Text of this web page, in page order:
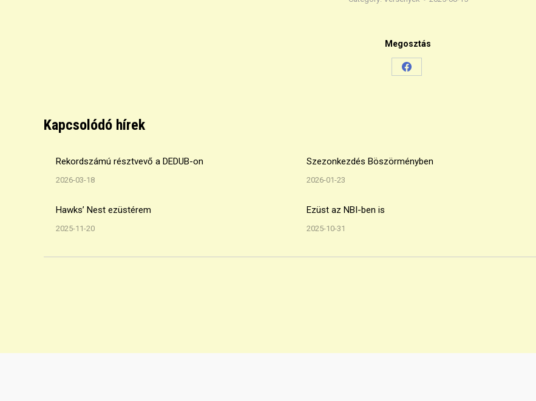
Megosztás
Share
Kapcsolódó hírek
Rekordszámú résztvevő a DEDUB-on
2026-03-18
Szezonkezdés Böszörményben
2026-01-23
Hawks’ Nest ezüstérem
2025-11-20
Ezüst az NBI-ben is
2025-10-31